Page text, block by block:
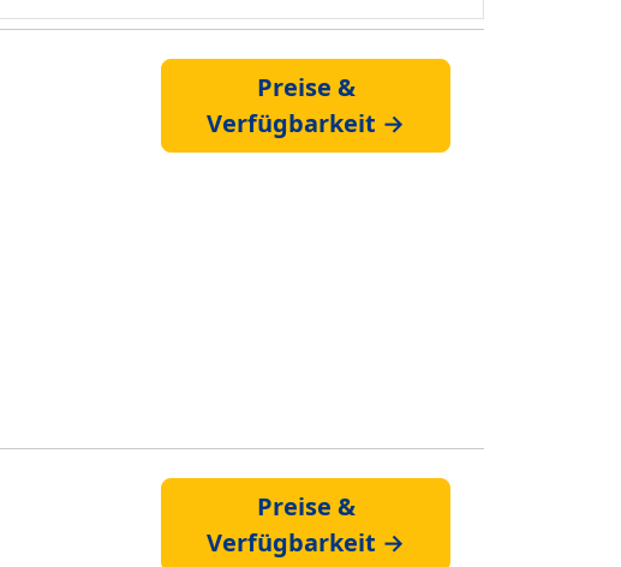
Preise &
Verfügbarkeit →
Preise &
Verfügbarkeit →